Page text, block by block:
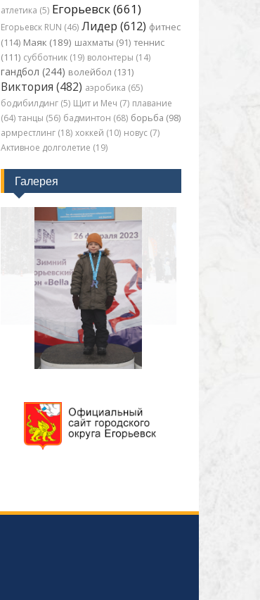
атлетика (5) Егорьевск (661)
Егорьевск RUN (46) Лидер (612) фитнес
(114) Маяк (189) шахматы (91) теннис
(111) субботник (19) волонтеры (14)
гандбол (244) волейбол (131)
Виктория (482) аэробика (65)
бодибилдинг (5) Щит и Меч (7) плавание
(64) танцы (56) бадминтон (68) борьба (98)
армрестлинг (18) хоккей (10) новус (7)
Активное долголетие (19)
Галерея